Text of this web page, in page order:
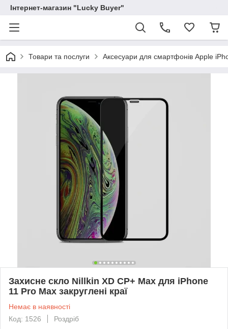
Інтернет-магазин "Lucky Buyer"
Товари та послуги Аксесуари для смартфонів Apple
Захисне скло Nillkin XD CP+ Max для iPhone
11 Pro Max закруглені краї
Немає в наявності
Код: 1526
Роздріб